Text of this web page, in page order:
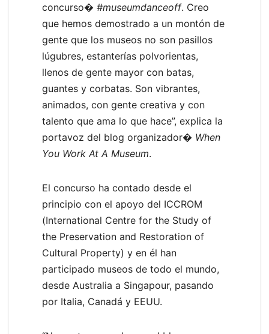
concurso� #museumdanceoff. Creo
que hemos demostrado a un montón de
gente que los museos no son pasillos
lúgubres, estanterías polvorientas,
llenos de gente mayor con batas,
guantes y corbatas. Son vibrantes,
animados, con gente creativa y con
talento que ama lo que hace”, explica la
portavoz del blog organizador� When
You Work At A Museum.
El concurso ha contado desde el
principio con el apoyo del ICCROM
(International Centre for the Study of
the Preservation and Restoration of
Cultural Property) y en él han
participado museos de todo el mundo,
desde Australia a Singapour, pasando
por Italia, Canadá y EEUU.